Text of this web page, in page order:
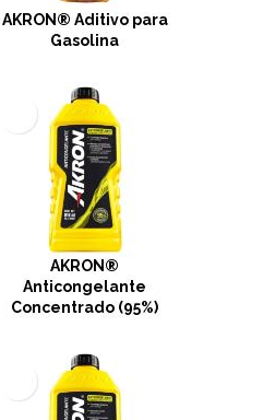
AKRON® Aditivo para
Gasolina
AKRON®
Anticongelante
Concentrado (95%)